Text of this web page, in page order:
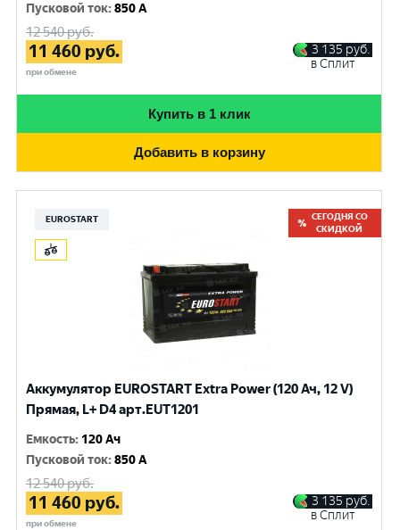
Пусковой ток:850 A
12 540руб.
11 460 руб.
при обмене
3 135 руб.
в Сплит
Купить в 1 клик
Добавить в корзину
EUROSTART
СЕГОДНЯ СО
СКИДКОЙ
Аккумулятор EUROSTART Extra Power (120 Ач, 12 V)
Прямая, L+ D4 арт.EUT1201
Емкость: 120 Ач
Пусковой ток:850 A
12 540руб.
11 460 руб.
при обмене
3 135 руб.
в Сплит